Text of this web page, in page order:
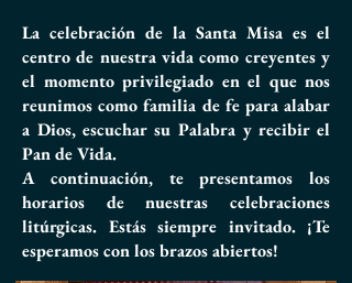
La celebración de la Santa Misa es el
centro de nuestra vida como creyentes y
el momento privilegiado en el que nos
reunimos como familia de fe para alabar
a Dios, escuchar su Palabra y recibir el
Pan de Vida.
A continuación, te presentamos los
horarios de nuestras celebraciones
litúrgicas. Estás siempre invitado. ¡Te
esperamos con los brazos abiertos!